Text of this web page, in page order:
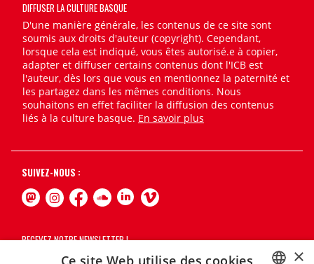
DIFFUSER LA CULTURE BASQUE
D'une manière générale, les contenus de ce site sont
soumis aux droits d'auteur (copyright). Cependant,
lorsque cela est indiqué, vous êtes autorisé.e à copier,
adapter et diffuser certains contenus dont l'ICB est
l'auteur, dès lors que vous en mentionnez la paternité et
les partagez dans les mêmes conditions. Nous
souhaitons en effet faciliter la diffusion des contenus
liés à la culture basque. En savoir plus
SUIVEZ-NOUS :
RECEVEZ NOTRE NEWSLETTER !
×
Ce site Web utilise des cookies